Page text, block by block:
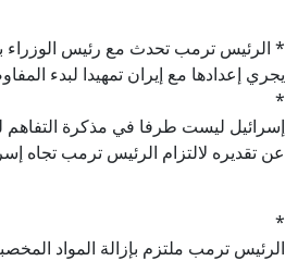
* الرئيس ترمب تحدث مع رئيس الوزراء
يجري إعدادها مع إيران تمهيدا لبدء
*
إسرائيل ليست طرفا في مذكرة
عن تقديره لالتزام الرئيس ترمب تجاه
*
الرئيس ترمب ملتزم بإزالة المواد